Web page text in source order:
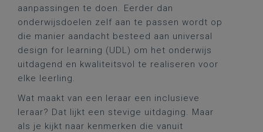
aanpassingen te doen. Eerder dan
onderwijsdoelen zelf aan te passen wordt op
die manier aandacht besteed aan universal
design for learning (UDL) om het onderwijs
uitdagend en kwaliteitsvol te realiseren voor
elke leerling.
Wat maakt van een leraar een inclusieve
leraar? Dat lijkt een stevige uitdaging. Maar
als je kijkt naar kenmerken die vanuit